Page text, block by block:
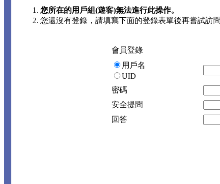
您所在的用戶組(遊客)無法進行此操作。
您還沒有登錄，請填寫下面的登錄表單後再嘗試訪
會員登錄
用戶名
UID
密碼
安全提問
回答